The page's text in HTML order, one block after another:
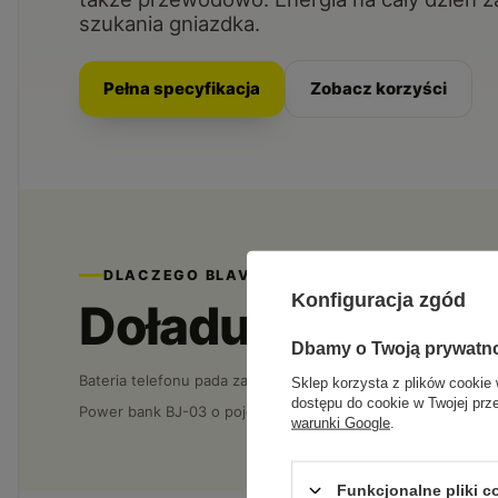
szukania gniazdka.
Pełna specyfikacja Zobacz korzyści
DLACZEGO BLAVEC
Doładujesz
Bateria telefonu pada zawsze w najgorszym momencie, a
Power bank BJ-03 o pojemności 5000 mAh przykładasz
Konfiguracja zgód
Dbamy o Twoją
Sklep korzysta z plików cookie
dostępu do cookie w Twojej
warunki Google
Funkcjonalne pliki